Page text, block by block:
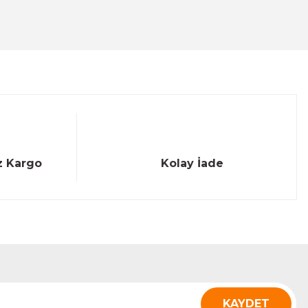
Kargo Kolay İade
KAYDET